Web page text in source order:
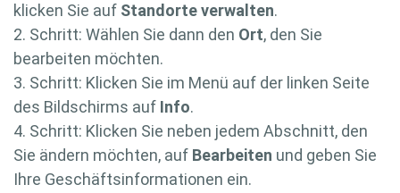
klicken Sie auf Standorte verwalten.
2. Schritt: Wählen Sie dann den Ort, den Sie
bearbeiten möchten.
3. Schritt: Klicken Sie im Menü auf der linken Seite
des Bildschirms auf Info.
4. Schritt: Klicken Sie neben jedem Abschnitt, den
Sie ändern möchten, auf Bearbeiten und geben Sie
Ihre Geschäftsinformationen ein.